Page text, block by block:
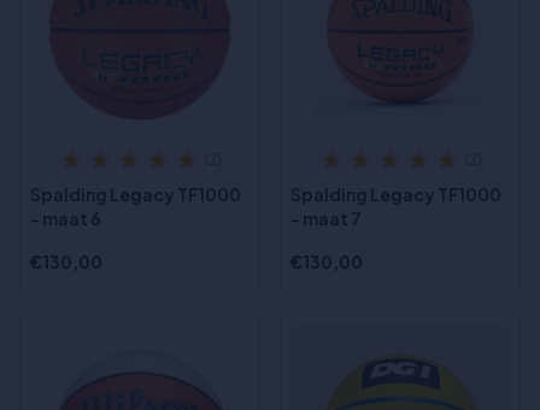
Spalding Legacy TF1000
- maat 6
€130,00
Spalding Legacy TF1000
- maat 7
€130,00